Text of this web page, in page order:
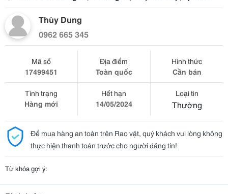
Thùy Dung
0962 665 345
Mã số
17499451
Địa điểm
Toàn quốc
Hình thức
Cần bán
Tình trạng
Hàng mới
Hết hạn
14/05/2024
Loại tin
Thường
Để mua hàng an toàn trên Rao vặt, quý khách vui lòng không
thực hiện thanh toán trước cho người đăng tin!
Từ khóa gợi ý: